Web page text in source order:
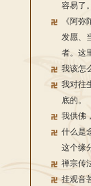
容易了。
《阿
发愿、
者。这
我该怎
我对往
底的。
我供佛
什么是
这个缘
禅宗传
挂观音